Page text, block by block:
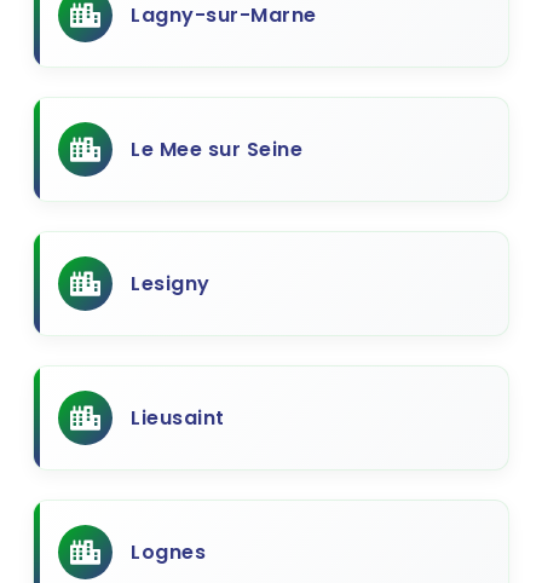
Lagny-sur-Marne
Le Mee sur Seine
Lesigny
Lieusaint
Lognes